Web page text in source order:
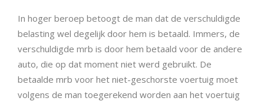
In hoger beroep betoogt de man dat de verschuldigde
belasting wel degelijk door hem is betaald. Immers, de
verschuldigde mrb is door hem betaald voor de andere
auto, die op dat moment niet werd gebruikt. De
betaalde mrb voor het niet-geschorste voertuig moet
volgens de man toegerekend worden aan het voertuig